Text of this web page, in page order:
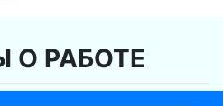
О РАБОТЕ